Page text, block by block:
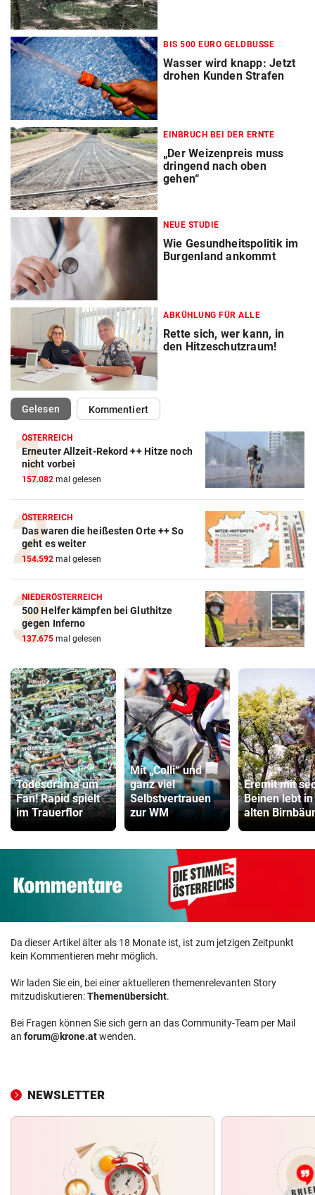
BIS 500 EURO GELDBUSSE
Wasser wird knapp: Jetzt
drohen Kunden Strafen
EINBRUCH BEI DER ERNTE
„Der Weizenpreis muss
dringend nach oben
gehen“
NEUE STUDIE
Wie Gesundheitspolitik im
Burgenland ankommt
ABKÜHLUNG FÜR ALLE
Rette sich, wer kann, in
den Hitzeschutzraum!
Gelesen(ausgewählt)Kommentiert
ÖSTERREICH
Erneuter Allzeit-Rekord ++ Hitze noch
nicht vorbei
157.082 mal gelesen
ÖSTERREICH
Das waren die heißesten Orte ++ So
geht es weiter
154.592 mal gelesen
NIEDERÖSTERREICH
500 Helfer kämpfen bei Gluthitze
gegen Inferno
137.675 mal gelesen
Todesdrama um
Fan! Rapid spielt
im Trauerflor
Mit „Colli“ und
ganz viel
Selbstvertrauen
zur WM
Eremit mit
Beinen lebt in
alten
Da dieser Artikel älter als 18 Monate ist, ist zum jetzigen Zeitpunkt
kein Kommentieren mehr möglich.
Wir laden Sie ein, bei einer aktuelleren themenrelevanten Story
mitzudiskutieren:Themenübersicht.
Bei Fragen können Sie sich gern an das Community-Team per Mail
an forum@krone.atwenden.
NEWSLETTER